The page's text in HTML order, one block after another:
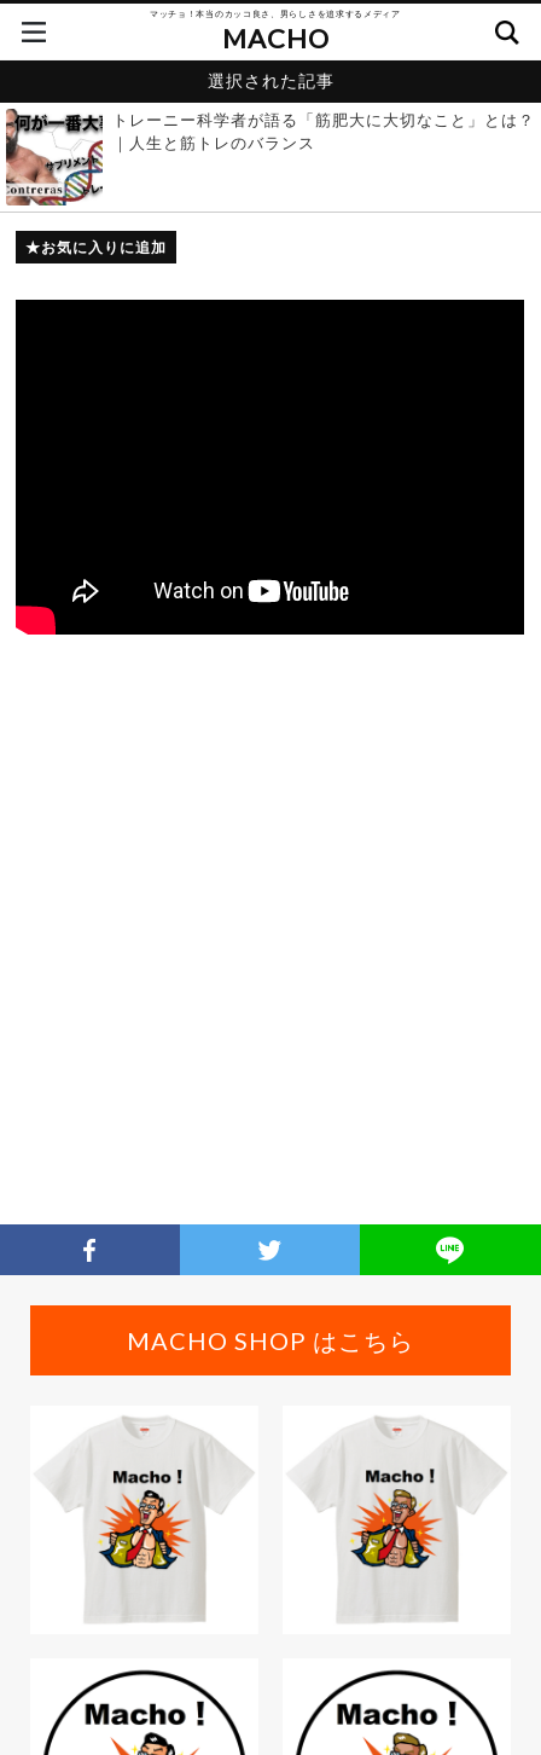
マッチョ！本当のカッコ良さ、男らしさを追求するメディア
MACHO
選択された記事
トレーニー科学者が語る「筋肥大に大切なこと」とは？
｜人生と筋トレのバランス
お気に入りに追加
MACHO SHOP はこちら